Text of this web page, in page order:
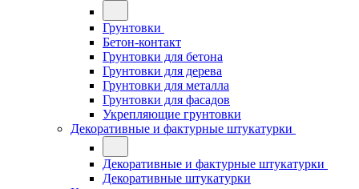
Грунтовки
Бетон-контакт
Грунтовки для бетона
Грунтовки для дерева
Грунтовки для металла
Грунтовки для фасадов
Укрепляющие грунтовки
Декоративные и фактурные штукатурки
Декоративные и фактурные штукатурки
Декоративные штукатурки